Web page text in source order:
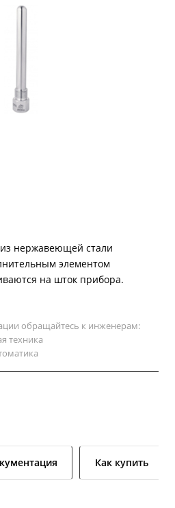
нержавеющей стали
элементом
на шток прибора.
обращайтесь к инженерам:
техника
Как купить